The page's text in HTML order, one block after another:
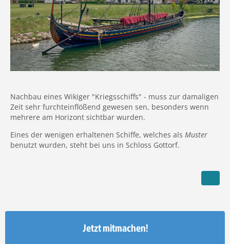
Nachbau eines Wikiger "Kriegsschiffs" - muss zur damaligen
Zeit sehr furchteinflößend gewesen sen, besonders wenn
mehrere am Horizont sichtbar wurden.
Eines der wenigen erhaltenen Schiffe, welches als Muster
benutzt wurden, steht bei uns in Schloss Gottorf.
Jetzt mitmachen!